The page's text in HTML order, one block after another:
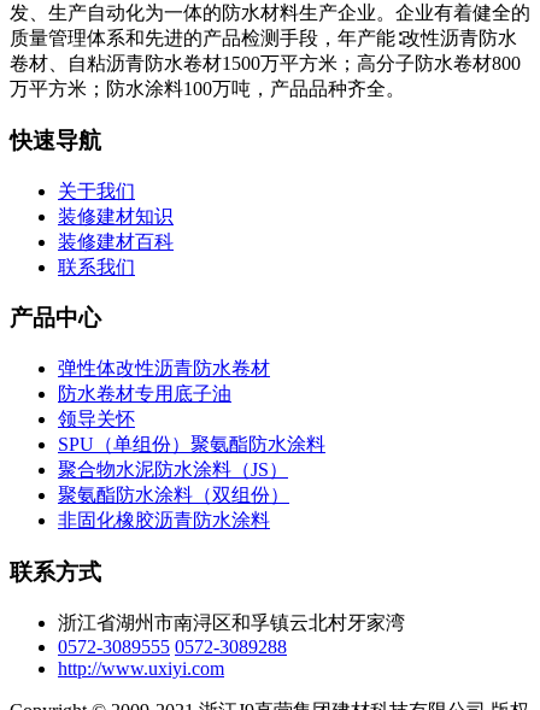
发、生产自动化为一体的防水材料生产企业。企业有着健全的
质量管理体系和先进的产品检测手段，年产能∶改性沥青防水
卷材、自粘沥青防水卷材1500万平方米；高分子防水卷材800
万平方米；防水涂料100万吨，产品品种齐全。
快速导航
关于我们
装修建材知识
装修建材百科
联系我们
产品中心
弹性体改性沥青防水卷材
防水卷材专用底子油
领导关怀
SPU（单组份）聚氨酯防水涂料
聚合物水泥防水涂料（JS）
聚氨酯防水涂料（双组份）
非固化橡胶沥青防水涂料
联系方式
浙江省湖州市南浔区和孚镇云北村牙家湾
0572-3089555 0572-3089288
http://www.uxiyi.com